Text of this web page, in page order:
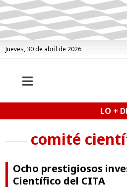
Jueves, 30 de abril de 2026
LO +
comité
Ocho prestigiosos
Científico del CITA